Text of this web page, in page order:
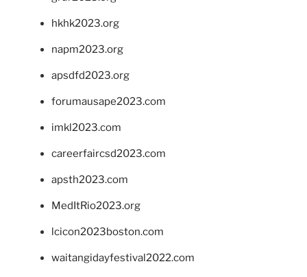
hkhk2023.org
napm2023.org
apsdfd2023.org
forumausape2023.com
imkl2023.com
careerfaircsd2023.com
apsth2023.com
MedItRio2023.org
lcicon2023boston.com
waitangidayfestival2022.com